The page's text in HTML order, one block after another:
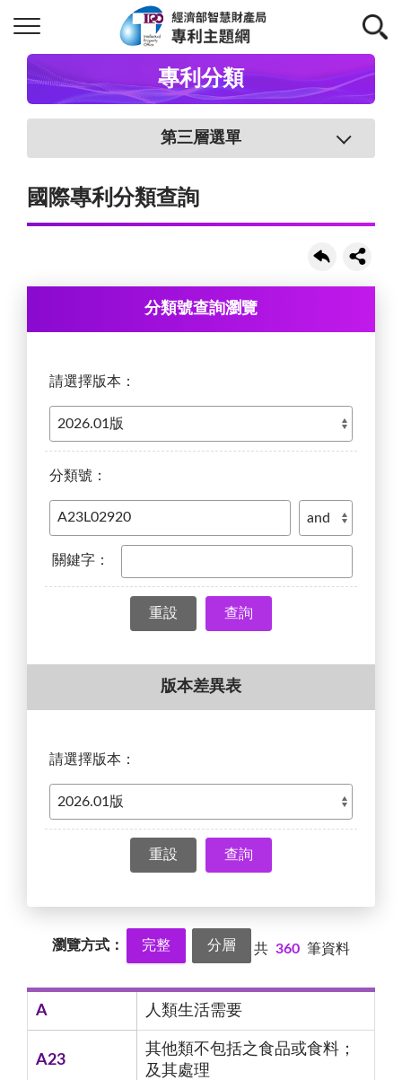
專利分類
第三層選單
國際專利分類查詢
分類號查詢瀏覽
請選擇版本：
分類號：
關鍵字：
查詢
版本差異表
請選擇版本：
查詢
瀏覽方式： 完整 分層 共 360 筆資料
A 人類生活需要
A23
其他類不包括之食品或食料；
及其處理